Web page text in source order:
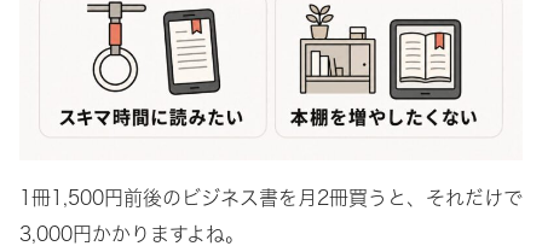
1冊1,500円前後のビジネス書を月2冊買うと、それだけで
3,000円かかりますよね。